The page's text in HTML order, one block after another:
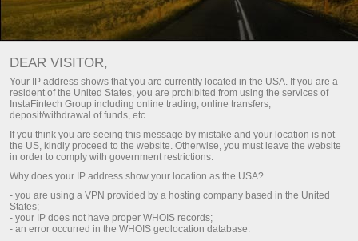
Principal About us Awards
Nural do reconhecimento da InstaTrade
A InstaTrade é uma das marcas líderes globais no forex. As
empresas por trás da marca InstaTrade têm uma posição
competitiva firme em todos os principais segmentos. O
grupo de empresas recebeu vários prêmios prestigiosos de
revistas de negócios e projetos de exposição especializada
por sua perfeita qualidade, segurança, abordagem inovadora
e uma ampla seleção de serviços e ofertas.
Registre uma conta pessoal
DEAR VISITOR,
Your IP address shows that you are currently located in the USA. If you are a
resident of the United States, you are prohibited from using the services of
InstaFintech Group including online trading, online transfers,
deposit/withdrawal of funds, etc.
If you think you are seeing this message by mistake and your location is not
the US, kindly proceed to the website. Otherwise, you must leave the website
in order to comply with government restrictions.
Why does your IP address show your location as the USA?
- you are using a VPN provided by a hosting company based in the United
States;
- your IP does not have proper WHOIS records;
- an error occurred in the WHOIS geolocation database.